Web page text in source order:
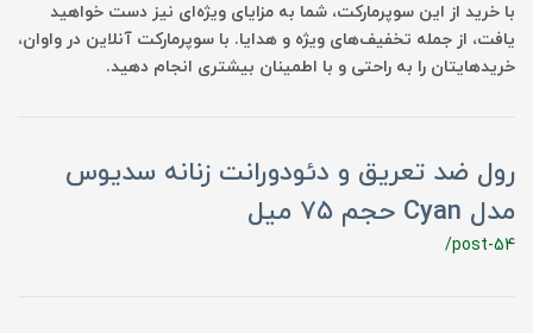
با خرید از این سوپرمارکت، شما به مزایای ویژه‌ای نیز دست خواهید
یافت، از جمله تخفیف‌های ویژه و هدایا. با سوپرمارکت آنلاین در واوان،
خریدهایتان را به راحتی و با اطمینان بیشتری انجام دهید.
رول ضد تعریق و دئودورانت زنانه سدیوس
مدل Cyan حجم ۷۵ میل
/post-54